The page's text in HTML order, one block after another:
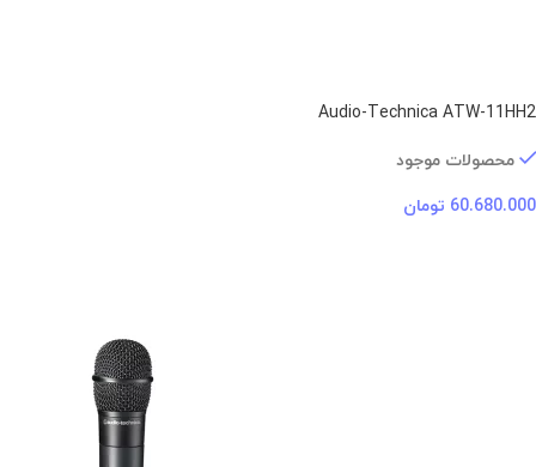
Audio-Technica ATW-11HH2
محصولات موجود
60.680.000 تومان